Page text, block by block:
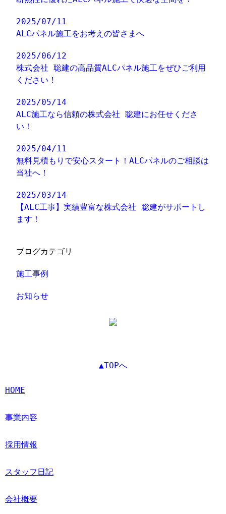
2025/07/11
ALCパネル施工をお考えの皆さまへ
2025/06/12
株式会社 聡建の高品質ALCパネル施工をぜひご利用
ください！
2025/05/14
ALC施工なら信頼の株式会社 聡建にお任せくださ
い！
2025/04/11
無料見積もりで安心スタート！ALCパネルのご相談は
当社へ！
2025/03/14
【ALC工事】実績豊富な株式会社 聡建がサポートし
ます！
ブログカテゴリ
施工事例
お知らせ
▲TOPへ
HOME
事業内容
採用情報
スタッフ日記
会社概要